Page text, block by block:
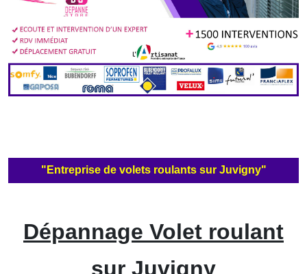
"Entreprise de volets roulants sur Juvigny"
Dépannage Volet roulant
sur Juvigny